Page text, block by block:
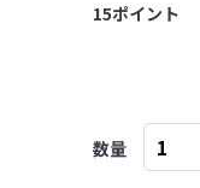
ポイント
15
数量